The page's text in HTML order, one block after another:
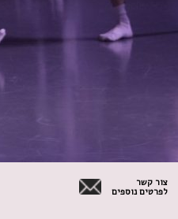
צור קשר
לפרטים נוספים